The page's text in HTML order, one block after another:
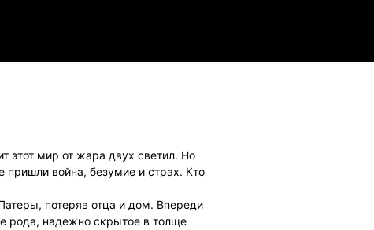
этот мир от жара двух светил. Но
пришли война, безумие и страх. Кто
потеряв отца и дом. Впереди
рода, надежно скрытое в толще